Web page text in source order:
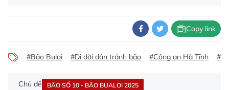
Copy link
#Bão Buloi #Di dời dân tránh bão #Công an Hà Tĩnh
Chủ đề BÃO SỐ 10 - BÃO BUALOI 2025